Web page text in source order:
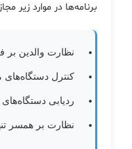
برنامه‌ها در موارد زیر
نظارت والدین بر
کنترل
ردیابی
نظارت بر همسر